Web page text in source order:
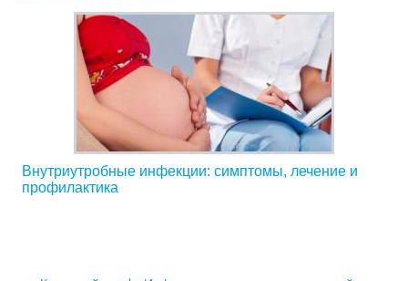
Внутриутробные инфекции: симптомы, лечение и
профилактика